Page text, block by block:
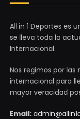
All in 1 Deportes es
se lleva toda la
Internacional.
Nos regimos por
internacional para
mayor veracidad
Email: